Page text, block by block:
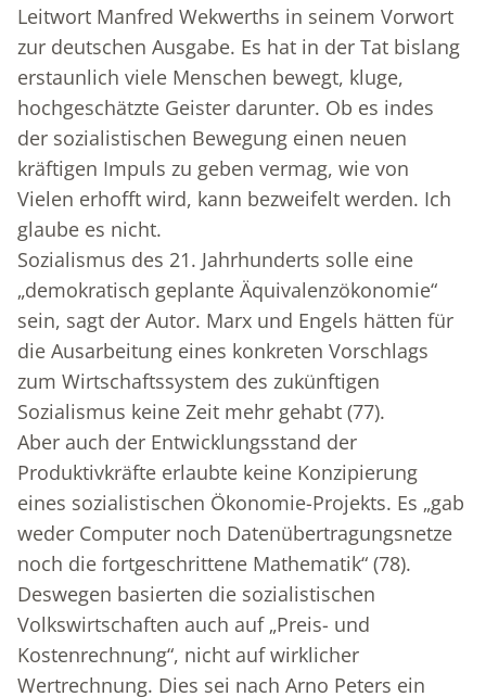
Leitwort Manfred Wekwerths in seinem Vorwort
zur deutschen Ausgabe. Es hat in der Tat bislang
erstaunlich viele Menschen bewegt, kluge,
hochgeschätzte Geister darunter. Ob es indes
der sozialistischen Bewegung einen neuen
kräftigen Impuls zu geben vermag, wie von
Vielen erhofft wird, kann bezweifelt werden. Ich
glaube es nicht.
Sozialismus des 21. Jahrhunderts solle eine
„demokratisch geplante Äquivalenzökonomie“
sein, sagt der Autor. Marx und Engels hätten für
die Ausarbeitung eines konkreten Vorschlags
zum Wirtschaftssystem des zukünftigen
Sozialismus keine Zeit mehr gehabt (77).
Aber auch der Entwicklungsstand der
Produktivkräfte erlaubte keine Konzipierung
eines sozialistischen Ökonomie-Projekts. Es „gab
weder Computer noch Datenübertragungsnetze
noch die fortgeschrittene Mathematik“ (78).
Deswegen basierten die sozialistischen
Volkswirtschaften auch auf „Preis- und
Kostenrechnung“, nicht auf wirklicher
Wertrechnung. Dies sei nach Arno Peters ein